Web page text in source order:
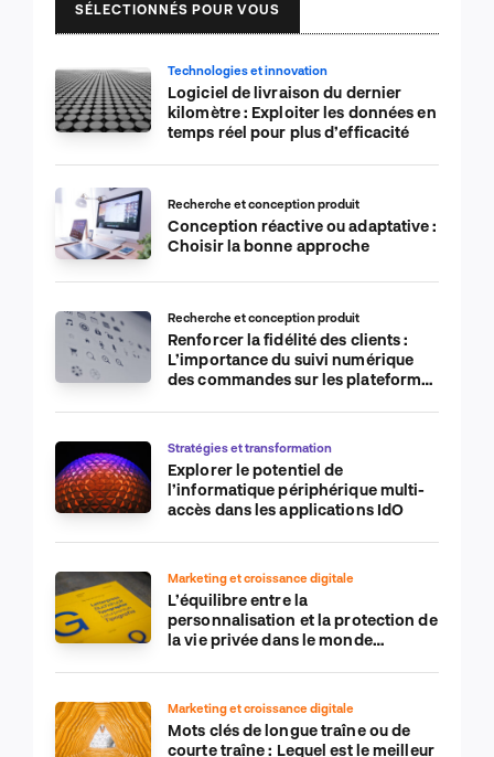
SÉLECTIONNÉS POUR VOUS
Technologies et innovation
Logiciel de livraison du dernier
kilomètre : Exploiter les données en
temps réel pour plus d’efficacité
Recherche et conception produit
Conception réactive ou adaptative :
Choisir la bonne approche
Recherche et conception produit
Renforcer la fidélité des clients :
L’importance du suivi numérique
des commandes sur les plateformes
Stratégies et transformation
Explorer le potentiel de
l’informatique périphérique multi-
accès dans les applications IdO
Marketing et croissance digitale
L’équilibre entre la
personnalisation et la protection de
la vie privée dans le monde
Marketing et croissance digitale
Mots clés de longue traîne ou de
courte traîne : Lequel est le meilleur